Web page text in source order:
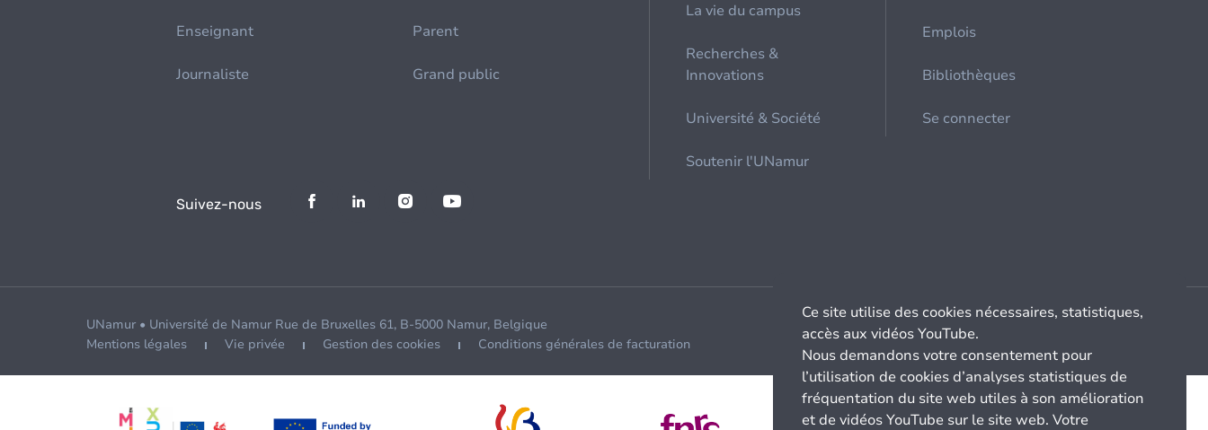
Enseignant Parent
Journaliste Grand public
La vie du campus
Recherches &
Innovations
Université & Société
Soutenir l'UNamur
Emplois
Bibliothèques
Se connecter
Suivez-nous
UNamur • Université de Namur Rue de Bruxelles 61, B-5000 Namur, Belgique
Mentions légales
Vie privée Gestion des cookies Conditions générales de facturation
Ce site utilise des cookies nécessaires, statistiques,
accès aux vidéos YouTube.
Nous demandons votre consentement pour
l’utilisation de cookies d’analyses statistiques de
fréquentation du site web utiles à son amélioration
et de vidéos YouTube sur le site web. Votre